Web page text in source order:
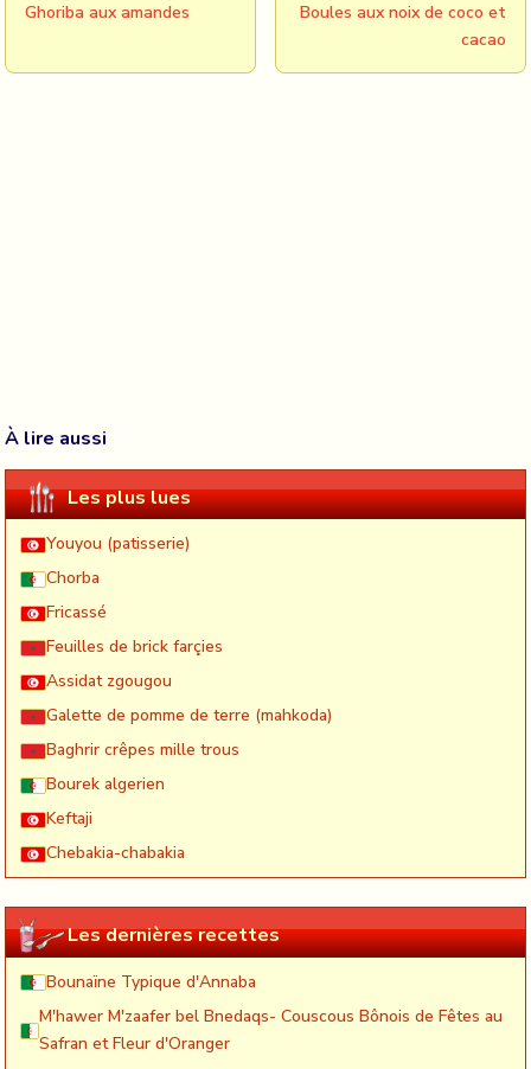
Ghoriba aux amandes
Boules aux noix de coco et
cacao
À lire aussi
Les plus lues
Youyou (patisserie)
Chorba
Fricassé
Feuilles de brick farçies
Assidat zgougou
Galette de pomme de terre (mahkoda)
Baghrir crêpes mille trous
Bourek algerien
Keftaji
Chebakia-chabakia
Les dernières recettes
Bounaïne Typique d'Annaba
M'hawer M'zaafer bel Bnedaqs- Couscous Bônois de Fêtes au
Safran et Fleur d'Oranger